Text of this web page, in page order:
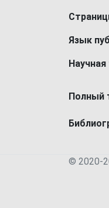
Язык
Полный
© 2020-